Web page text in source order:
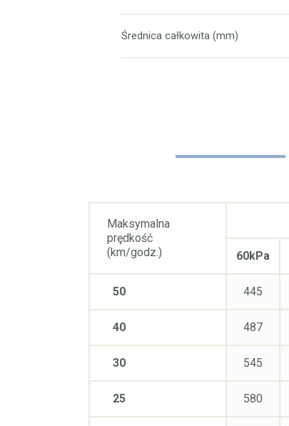
Średnica całkowita (mm)
Maksymalna
prędkość
(km/godz.)
50
40
30
25
60kPa
445
487
545
580